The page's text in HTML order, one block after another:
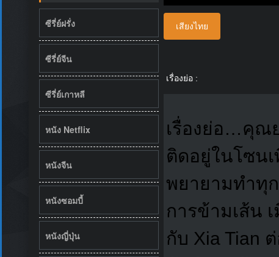
ซีรี่ย์ฝรั่ง
ซีรี่ย์จีน
ซีรี่ย์เกาหลี
หนัง Netflix
หนังจีน
หนังซอมบี้
หนังญี่ปุ่น
เสียงไทย
เรื่องย่อ :
เรื่องย่อ…คุณ
ติดอยู่ในโซน
พยายามทำทุก
การข้ามเส้น
กับ Xia Tian